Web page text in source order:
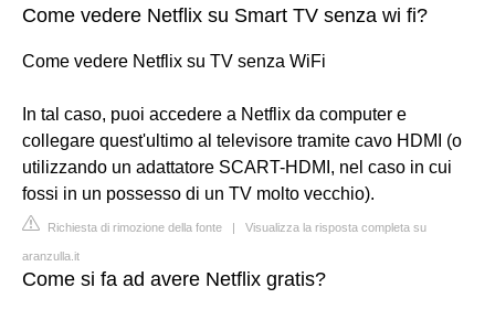
Come vedere Netflix su Smart TV senza wi fi?
Come vedere Netflix su TV senza WiFi
In tal caso, puoi accedere a Netflix da computer e
collegare quest'ultimo al televisore tramite cavo HDMI (o
utilizzando un adattatore SCART-HDMI, nel caso in cui
fossi in un possesso di un TV molto vecchio).
Richiesta di rimozione della fonte | Visualizza la risposta completa su
aranzulla.it
Come si fa ad avere Netflix gratis?